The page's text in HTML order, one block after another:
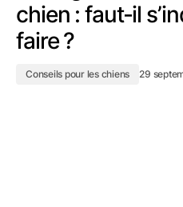
chien : faut-il
faire ?
Conseils pour les chiens 29